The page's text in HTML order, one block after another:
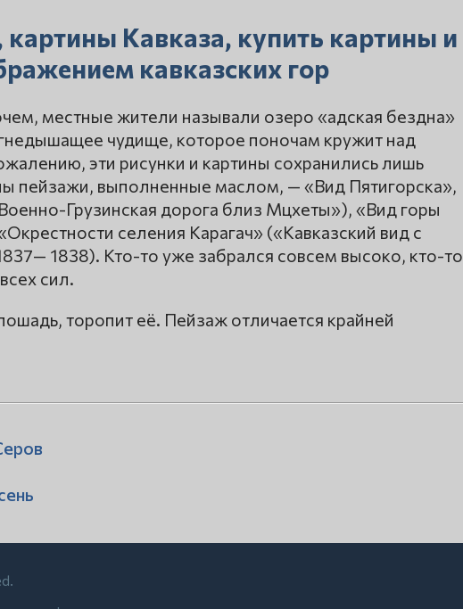
Кавказа, купить картины и
кавказских гор
местные жители называли озеро «адская бездна»
чудище, которое поночам кружит над
эти рисунки и картины сохранились лишь
пейзажи, выполненные маслом, — «Вид Пятигорска»,
Грузинская дорога близ Мцхеты»), «Вид горы
селения Карагач» («Кавказский вид с
1838). Кто-то уже забрался совсем высоко, кто-то
сил.
торопит её. Пейзаж отличается крайней